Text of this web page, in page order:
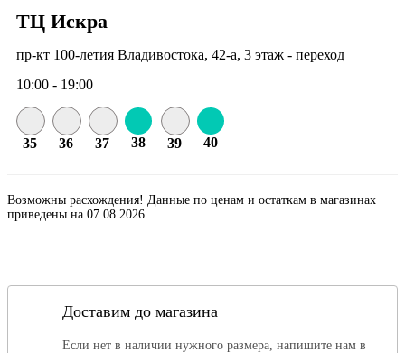
ТЦ Искра
пр-кт 100-летия Владивостока, 42-а, 3 этаж - переход
10:00 - 19:00
35 36 37 38 39 40
Возможны расхождения! Данные по ценам и остаткам в магазинах
приведены на 07.08.2026.
Доставим до магазина
Если нет в наличии нужного размера, напишите нам в